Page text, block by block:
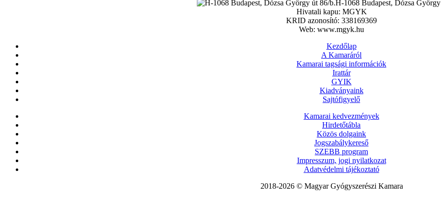
H-1068 Budapest, Dózsa
Hivatali kapu: MGYK
KRID azonosító: 338169369
Web: www.mgyk.hu
Kezdőlap
A Kamaráról
Kamarai tagsági információk
Irattár
GYIK
Kiadványaink
Sajtófigyelő
Kamarai kedvezmények
Hirdetőtábla
Közös dolgaink
Jogszabálykereső
SZEBB program
Impresszum, jogi nyilatkozat
Adatvédelmi tájékoztató
2018-2026 © Magyar Gyógyszerészi Kamara